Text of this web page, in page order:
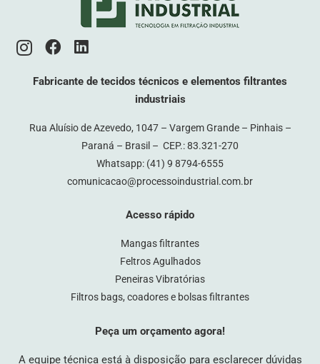
Fabricante de tecidos técnicos e elementos filtrantes
industriais
Rua Aluísio de Azevedo, 1047 – Vargem Grande – Pinhais –
Paraná – Brasil – CEP.: 83.321-270
Whatsapp: (41) 9 8794-6555
comunicacao@processoindustrial.com.br
Acesso rápido
Mangas filtrantes
Feltros Agulhados
Peneiras Vibratórias
Filtros bags, coadores e bolsas filtrantes
Peça um orçamento agora!
A equipe técnica está à disposição para esclarecer dúvidas